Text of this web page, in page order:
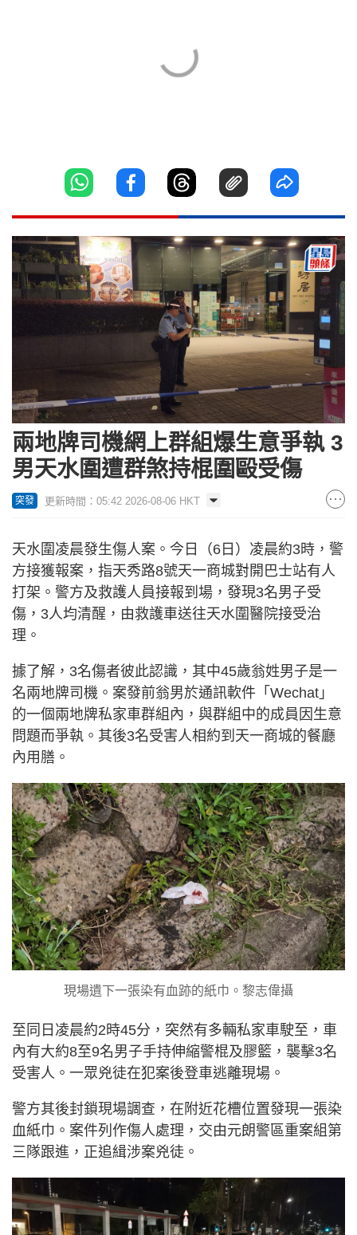
兩地牌司機網上群組爆生意爭執 3
男天水圍遭群煞持棍圍毆受傷
突發 更新時間：05:42 2026-08-06 HKT
天水圍凌晨發生傷人案。今日（6日）凌晨約3時，警
方接獲報案，指天秀路8號天一商城對開巴士站有人
打架。警方及救護人員接報到場，發現3名男子受
傷，3人均清醒，由救護車送往天水圍醫院接受治
理。
據了解，3名傷者彼此認識，其中45歲翁姓男子是一
名兩地牌司機。案發前翁男於通訊軟件「Wechat」
的一個兩地牌私家車群組內，與群組中的成員因生意
問題而爭執。其後3名受害人相約到天一商城的餐廳
內用膳。
現場遺下一張染有血跡的紙巾。黎志偉攝
至同日凌晨約2時45分，突然有多輛私家車駛至，車
內有大約8至9名男子手持伸縮警棍及膠籃，襲擊3名
受害人。一眾兇徒在犯案後登車逃離現場。
警方其後封鎖現場調查，在附近花槽位置發現一張染
血紙巾。案件列作傷人處理，交由元朗警區重案組第
三隊跟進，正追緝涉案兇徒。